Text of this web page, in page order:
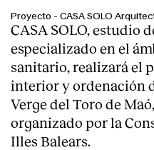
Proyecto - CASA SOLO
CASA SOLO, estudio
especializado en el
sanitario, realizará el
interior y ordenación
Verge del Toro de
organizado por la
Illes Balears.